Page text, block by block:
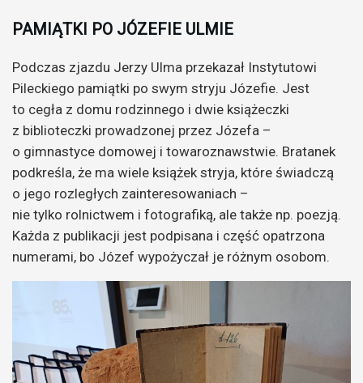
PAMIĄTKI PO JÓZEFIE ULMIE
Podczas zjazdu Jerzy Ulma przekazał Instytutowi
Pileckiego pamiątki po swym stryju Józefie. Jest
to cegła z domu rodzinnego i dwie książeczki
z biblioteczki prowadzonej przez Józefa –
o gimnastyce domowej i towaroznawstwie. Bratanek
podkreśla, że ma wiele książek stryja, które świadczą
o jego rozległych zainteresowaniach –
nie tylko rolnictwem i fotografiką, ale także np. poezją.
Każda z publikacji jest podpisana i część opatrzona
numerami, bo Józef wypożyczał je różnym osobom.